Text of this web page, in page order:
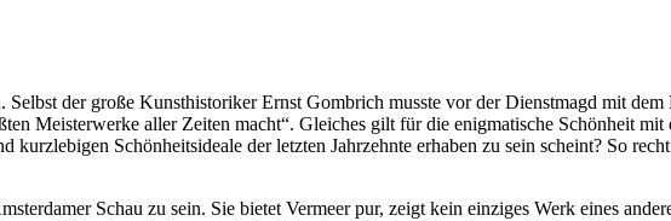
der große Kunsthistoriker Ernst Gombrich musste vor der Dienstmagd mit
Meisterwerke aller Zeiten macht“. Gleiches gilt für die enigmatische Schönheit mit
Schönheitsideale der letzten Jahrzehnte erhaben zu sein scheint? So
Schau zu sein. Sie bietet Vermeer pur, zeigt kein einziges Werk eines